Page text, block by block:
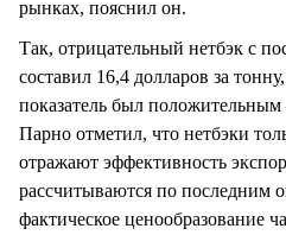
рынках, пояснил он.
Так, отрицательный нетбэк с
составил 16,4 долларов за
показатель был положительным
Парно отметил, что нетбэки
отражают эффективность
рассчитываются по последним
фактическое ценообразование